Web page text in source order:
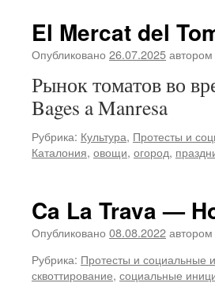
El Mercat del
Опубликовано 26.07.2025автором
Рынок томатов во
Bages a Manresa
Рубрика: Культура, Протесты и
Каталония, овощи, огород,
Ca La Trava —
Опубликовано 08.08.2022автором
Рубрика: Протесты и социальные
сквоттирование, социальные